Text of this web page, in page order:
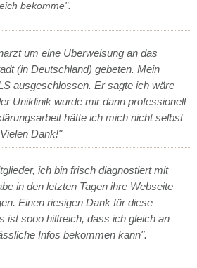
bekomme".
um eine Überweisung an das
(in Deutschland) gebeten. Mein
ausgeschlossen. Er sagte ich wäre
Uniklinik wurde mir dann professionell
hätte ich mich nicht selbst
Dank!"
ich bin frisch diagnostiert mit
in den letzten Tagen ihre Webseite
Einen riesigen Dank für diese
ist sooo hilfreich, dass ich gleich an
Infos bekommen kann".